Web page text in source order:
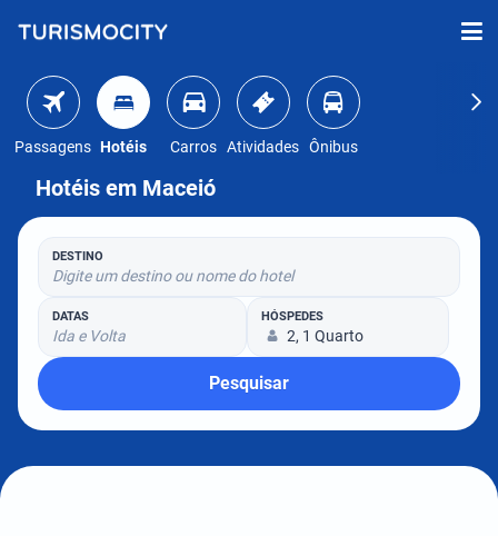
Passagens Hotéis Carros Atividades Ônibus
Hotéis em Maceió
DESTINO
Digite um destino ou nome do hotel
DATAS
Ida e Volta
HÓSPEDES
2, 1 Quarto
Pesquisar